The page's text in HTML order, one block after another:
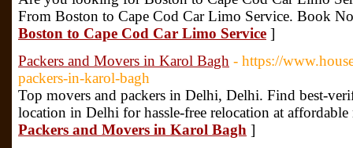
From Boston to Cape Cod Car Limo Service. Book
Boston to Cape Cod Car Limo Service ]
Packers and Movers in Karol Bagh - https://
packers-in-karol-bagh
Top movers and packers in Delhi, Delhi. Find best-
location in Delhi for hassle-free relocation at
Packers and Movers in Karol Bagh ]